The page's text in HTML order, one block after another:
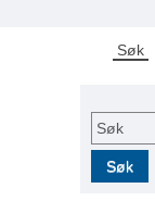
Søk
Søk
Søk